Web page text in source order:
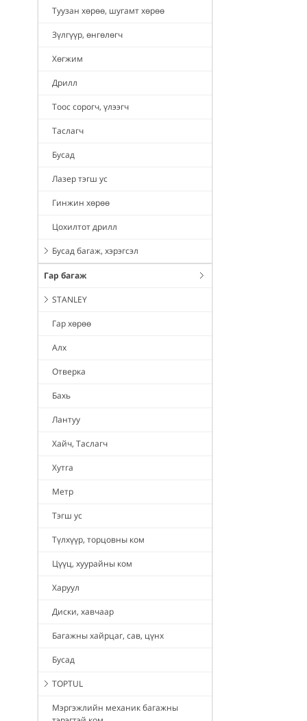
Туузан хөрөө, шугамт хөрөө
Зүлгүүр, өнгөлөгч
Хөгжим
Дрилл
Тоос сорогч, үлээгч
Таслагч
Бусад
Лазер тэгш ус
Гинжин хөрөө
Цохилтот дрилл
Бусад багаж, хэрэгсэл
Гар багаж
STANLEY
Гар хөрөө
Алх
Отверка
Бахь
Лантуу
Хайч, Таслагч
Хутга
Метр
Тэгш ус
Түлхүүр, торцовны ком
Цүүц, хуурайны ком
Харуул
Диски, хавчаар
Багажны хайрцаг, сав, цүнх
Бусад
TOPTUL
Мэргэжлийн механик багажны